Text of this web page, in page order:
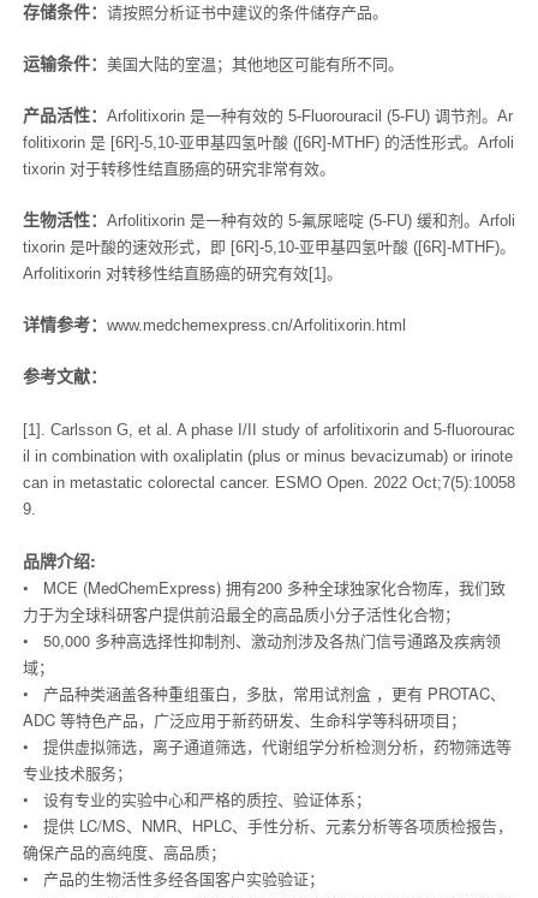
存储条件： 请按照分析证书中建议的条件储存产品。
运输条件： 美国大陆的室温；其他地区可能有所不同。
产品活性： Arfolitixorin 是一种有效的 5-Fluorouracil (5-FU) 调节剂。Ar
folitixorin 是 [6R]-5,10-亚甲基四氢叶酸 ([6R]-MTHF) 的活性形式。Arfoli
tixorin 对于转移性结直肠癌的研究非常有效。
生物活性： Arfolitixorin 是一种有效的 5-氟尿嘧啶 (5-FU) 缓和剂。Arfoli
tixorin 是叶酸的速效形式，即 [6R]-5,10-亚甲基四氢叶酸 ([6R]-MTHF)。
Arfolitixorin 对转移性结直肠癌的研究有效[1]。
详情参考： www.medchemexpress.cn/Arfolitixorin.html
参考文献：
[1]. Carlsson G, et al. A phase I/II study of arfolitixorin and 5-fluorourac
il in combination with oxaliplatin (plus or minus bevacizumab) or irinote
can in metastatic colorectal cancer. ESMO Open. 2022 Oct;7(5):10058
9.
品牌介绍:
• MCE (MedChemExpress) 拥有200 多种全球独家化合物库，我们致
力于为全球科研客户提供前沿最全的高品质小分子活性化合物；
• 50,000 多种高选择性抑制剂、激动剂涉及各热门信号通路及疾病领
域；
• 产品种类涵盖各种重组蛋白，多肽，常用试剂盒 ，更有 PROTAC、
ADC 等特色产品，广泛应用于新药研发、生命科学等科研项目；
• 提供虚拟筛选，离子通道筛选，代谢组学分析检测分析，药物筛选等
专业技术服务；
• 设有专业的实验中心和严格的质控、验证体系；
• 提供 LC/MS、NMR、HPLC、手性分析、元素分析等各项质检报告，
确保产品的高纯度、高品质；
• 产品的生物活性多经各国客户实验验证；